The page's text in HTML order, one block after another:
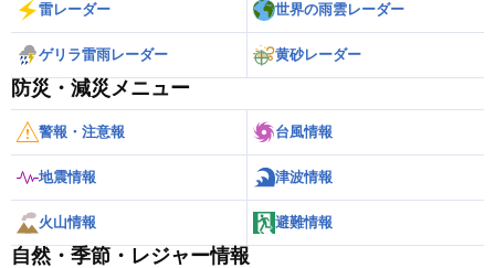
雷レーダー 世界の雨雲レーダー
ゲリラ雷雨レーダー 黄砂レーダー
防災・減災メニュー
警報・注意報 台風情報
地震情報 津波情報
火山情報 避難情報
自然・季節・レジャー情報